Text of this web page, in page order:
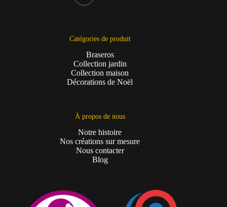
Catégories de produit
Braseros
Collection jardin
Collection maison
Décorations de Noël
À propos de nous
Notre histoire
Nos créations sur mesure
Nous contacter
Blog